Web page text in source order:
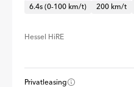
6.4s (0-100 km/t)
200 km/t
Hessel HiRE
Privatleasing